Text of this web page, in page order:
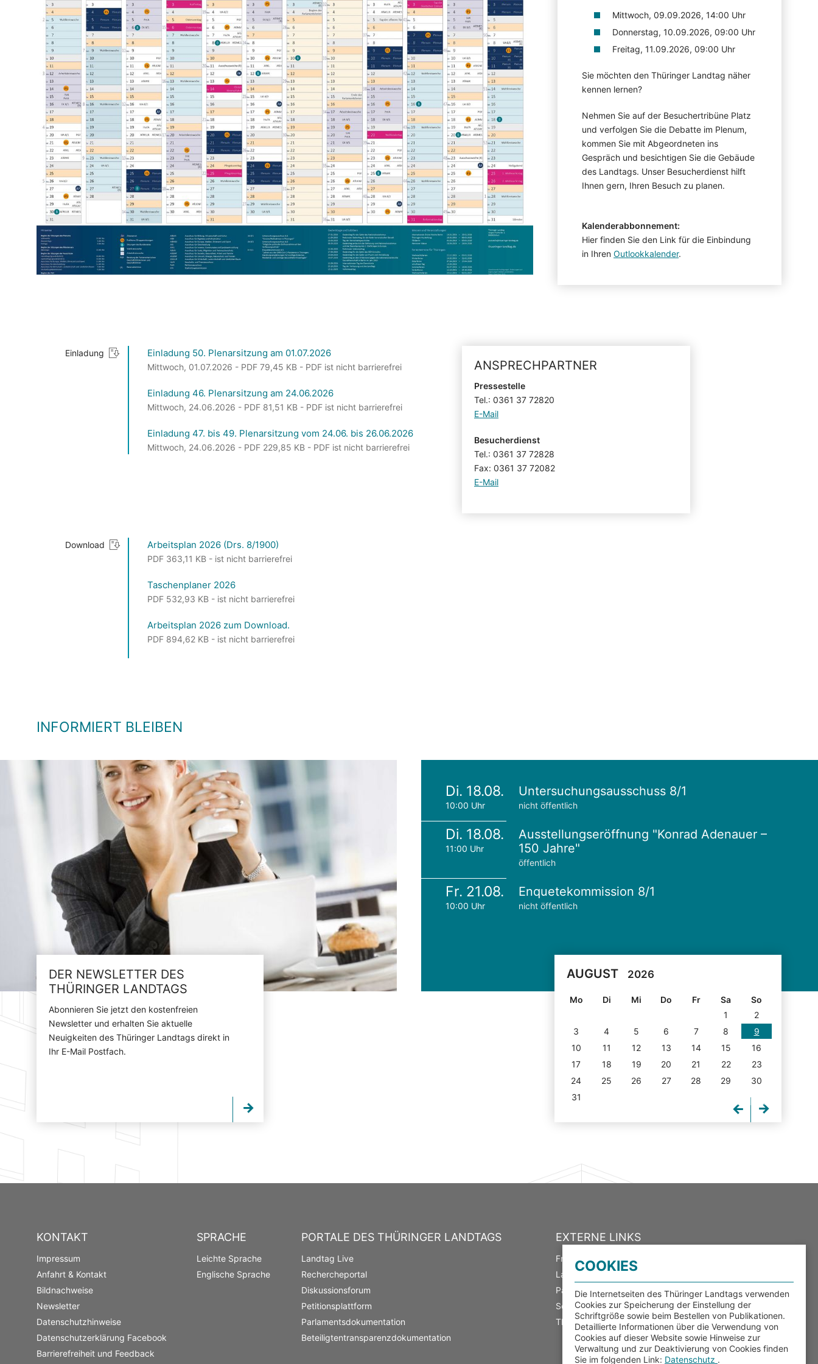
Mittwoch, 09.09.2026, 14:00 Uhr
Donnerstag, 10.09.2026, 09:00 Uhr
Freitag, 11.09.2026, 09:00 Uhr
Sie möchten den Thüringer Landtag näher
kennen lernen?
Nehmen Sie auf der Besuchertribüne Platz
und verfolgen Sie die Debatte im Plenum,
kommen Sie mit Abgeordneten ins
Gespräch und besichtigen Sie die Gebäude
des Landtags. Unser Besucherdienst hilft
Ihnen gern, Ihren Besuch zu planen.
Kalenderabbonnement:
Hier finden Sie den Link für die Einbindung
in IhrenOutlookkalender.
ANSPRECHPARTNER
Pressestelle
Tel.: 0361 37 72820
E-Mail
Besucherdienst
Tel.: 0361 37 72828
Fax: 0361 37 72082
E-Mail
Einladung Einladung 50. Plenarsitzung am 01.07.2026
Mittwoch, 01.07.2026 - PDF 79,45 KB - PDF ist nicht barrierefrei
Einladung 46. Plenarsitzung am 24.06.2026
Mittwoch, 24.06.2026 - PDF 81,51 KB - PDF ist nicht barrierefrei
Einladung 47. bis 49. Plenarsitzung vom 24.06. bis 26.06.2026
Mittwoch, 24.06.2026 - PDF 229,85 KB - PDF ist nicht barrierefrei
Download Arbeitsplan 2026 (Drs. 8/1900)
PDF 363,11 KB - ist nicht barrierefrei
Taschenplaner 2026
PDF 532,93 KB - ist nicht barrierefrei
Arbeitsplan 2026 zum Download.
PDF 894,62 KB - ist nicht barrierefrei
INFORMIERT BLEIBEN
DER NEWSLETTER DES
THÜRINGER LANDTAGS
Abonnieren Sie jetzt den kostenfreien
Newsletter und erhalten Sie aktuelle
Neuigkeiten des Thüringer Landtags direkt in
Ihr E-Mail Postfach.
Di. 18.08.
10:00 Uhr
Untersuchungsausschuss 8/1
nicht öffentlich
Di. 18.08.
11:00 Uhr
Ausstellungseröffnung "Konrad Adenauer –
150 Jahre"
öffentlich
Fr. 21.08.
10:00 Uhr
Enquetekommission 8/1
nicht öffentlich
AUGUST 2026
Mo Di Mi Do Fr Sa
So
1
2
3
4 5 6 7 8
9
10
11 12 13 14 15
16
17
18 19 20 21 22
23
24
25 26 27 28 29
30
31
KONTAKT
Impressum
Anfahrt & Kontakt
Bildnachweise
Newsletter
Datenschutzhinweise
Datenschutzerklärung Facebook
Barrierefreiheit und Feedback
SPRACHE
Leichte Sprache
Englische Sprache
PORTALE DES THÜRINGER LANDTAGS
Landtag Live
Rechercheportal
Diskussionsforum
Petitionsplattform
Parlamentsdokumentation
Beteiligtentransparenzdokumentation
EXTERNE LINKS
Freistaat Thüringen
Landeswahlleiter
Parlamentsspiegel
Serviceportal Thüringen
Thüringer Transparenzportal
COOKIES
Die Internetseiten des Thüringer Landtags verwenden
Cookies zur Speicherung der Einstellung der
Schriftgröße sowie beim Bestellen von Publikationen.
Detaillierte Informationen über die Verwendung von
Cookies auf dieser Website sowie Hinweise zur
Verwaltung und zur Deaktivierung von Cookies finden
Sie im folgenden Link: Datenschutz .